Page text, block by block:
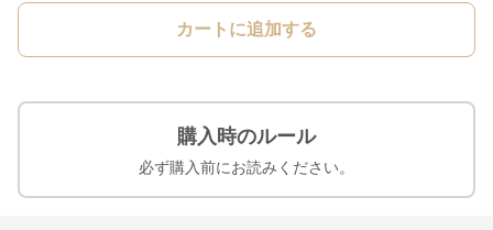
カートに追加する
購入時のルール
必ず購入前にお読みください。